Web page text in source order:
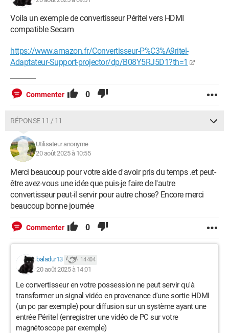
Voila un exemple de convertisseur Péritel vers HDMI
compatible Secam
https://www.amazon.fr/Convertisseur-P%C3%A9ritel-
Adaptateur-Support-projector/dp/B08Y5RJ5D1?th=1
Commenter 0
RÉPONSE 11 / 11
Utilisateur anonyme
20 août 2025 à 10:55
Merci beaucoup pour votre aide d'avoir pris du temps .et peut-
être avez-vous une idée que puis-je faire de l'autre
convertisseur peut-il servir pour autre chose? Encore merci
beaucoup bonne journée
Commenter 0
baladur13 14 404
20 août 2025 à 14:01
Le convertisseur en votre possession ne peut servir qu'à
transformer un signal vidéo en provenance d'une sortie HDMI
(un pc par exemple) pour diffusion sur un système ayant une
entrée Péritel (enregistrer une vidéo de PC sur votre
magnétoscope par exemple)